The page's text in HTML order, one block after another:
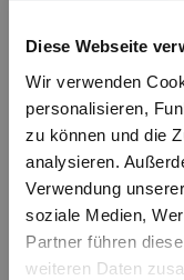
Diese Webseite
Wir verwenden
personalisieren,
zu können und die
analysieren.
Verwendung
soziale Medien,
Partner führen
weiteren Daten
für
Aktives
Wichtige
Ich habe
Kenntnis